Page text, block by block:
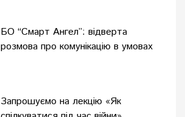
БО “Смарт Ангел”: відверта
розмова про комунікацію в умовах
Запрошуємо на лекцію «Як